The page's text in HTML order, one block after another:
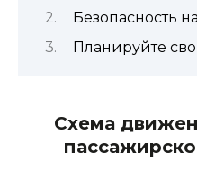
Безопасность
Планируйте
Схема